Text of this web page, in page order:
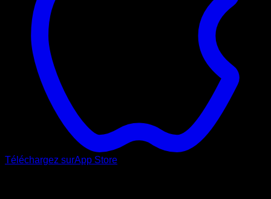
Téléchargez surApp Store